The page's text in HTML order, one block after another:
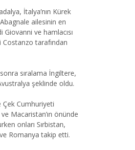
İtalya’nın Kürek
ailesinin en
Giovanni ve hamlacısı
tarafından
sıralama İngiltere,
şeklinde oldu.
Çek Cumhuriyeti
Macaristan’ın önünde
onları Sırbistan,
Romanya takip etti.